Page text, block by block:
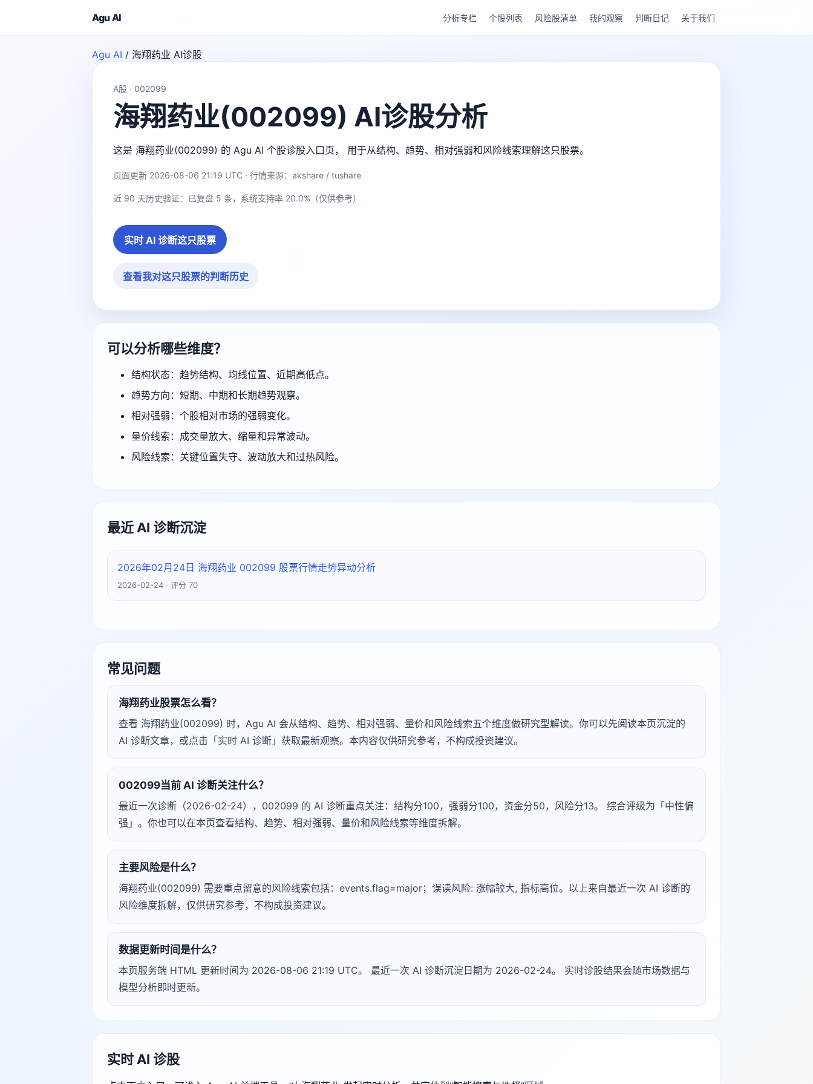
Agu AI 分析专栏 个股列表 风险股清单 我的观察 判断日记 关于我们
Agu AI / 海翔药业 AI诊股
A股 · 002099
海翔药业(002099) AI诊股分析
这是 海翔药业(002099) 的 Agu AI 个股诊股入口页， 用于从结构、趋势、相对强弱和风险线索理解这只股票。
页面更新 2026-08-06 21:19 UTC · 行情来源：akshare / tushare
近 90 天历史验证：已复盘 5 条，系统支持率 20.0%（仅供参考）
实时 AI 诊断这只股票
查看我对这只股票的判断历史
可以分析哪些维度？
结构状态：趋势结构、均线位置、近期高低点。
趋势方向：短期、中期和长期趋势观察。
相对强弱：个股相对市场的强弱变化。
量价线索：成交量放大、缩量和异常波动。
风险线索：关键位置失守、波动放大和过热风险。
最近 AI 诊断沉淀
2026年02月24日 海翔药业 002099 股票行情走势异动分析
2026-02-24 · 评分 70
常见问题
海翔药业股票怎么看？
查看 海翔药业(002099) 时，Agu AI 会从结构、趋势、相对强弱、量价和风险线索五个维度做研究型解读。你可以先阅读本页沉淀的
AI 诊断文章，或点击「实时 AI 诊断」获取最新观察。本内容仅供研究参考，不构成投资建议。
002099当前 AI 诊断关注什么？
最近一次诊断（2026-02-24），002099 的 AI 诊断重点关注：结构分100，强弱分100，资金分50，风险分13。 综合评级为「中性偏
强」。你也可以在本页查看结构、趋势、相对强弱、量价和风险线索等维度拆解。
主要风险是什么？
海翔药业(002099) 需要重点留意的风险线索包括：events.flag=major；误读风险: 涨幅较大, 指标高位。以上来自最近一次 AI 诊断的
风险维度拆解，仅供研究参考，不构成投资建议。
数据更新时间是什么？
本页服务端 HTML 更新时间为 2026-08-06 21:19 UTC。 最近一次 AI 诊断沉淀日期为 2026-02-24。 实时诊股结果会随市场数据与
模型分析即时更新。
实时 AI 诊股